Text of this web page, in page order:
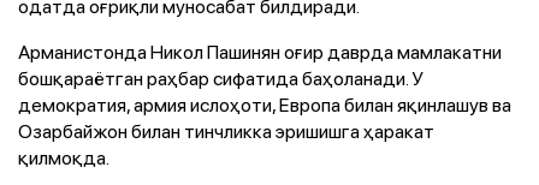
одатда оғриқли муносабат билдиради.
Арманистонда Никол Пашинян оғир даврда мамлакатни
бошқараётган раҳбар сифатида баҳоланади. У
демократия, армия ислоҳоти, Европа билан яқинлашув ва
Озарбайжон билан тинчликка эришишга ҳаракат
қилмоқда.